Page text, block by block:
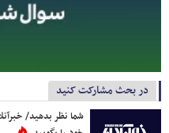
در بحث مشارکت کنید
شما نظر بدهید/